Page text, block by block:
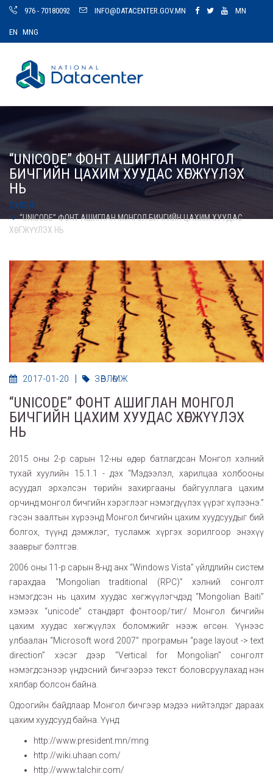
976 - 70180092 INFO@DATACENTER.GOV.MN MN
EN MNG
“UNICODE” ФОНТ АШИГЛАН МОНГОЛ
БИЧГИЙН ЦАХИМ ХУУДАС ХӨГЖҮҮЛЭХ
НЬ
ЭХЛЭЛ
“UNICODE” ФОНТ АШИГЛАН МОНГОЛ БИЧГИЙН ЦАХИМ ХУУДАС
ХӨГЖҮҮЛЭХ НЬ
2017-01-20 ЗӨВЛӨМЖ
“UNICODE” ФОНТ АШИГЛАН МОНГОЛ
БИЧГИЙН ЦАХИМ ХУУДАС ХӨГЖҮҮЛЭХ
НЬ
2015 оны 2-р сарын 12-ны өдөр батлагдсан Монгол хэлний
тухай хуулийн 15.1.1 - дэх “Мэдээлэл, харилцаа холбооны
асуудал эрхэлсэн төрийн захиргааны байгууллага цахим
орчинд монгол бичгийн хэрэглээг нэмэгдүүлэх үүрэг хүлээнэ.”
гэсэн заалтын хүрээнд Монгол бичгийн цахим хуудсуудыг бий
болгох, түүнд дэмжлэг, тусламж хүргэх зорилгоор энэхүү
зааврыг бэлтгэв.
2006 оны 11-р сарын 8-нд анх “Windows Vista” үйлдлийн систем
гарахдаа “Mongolian traditional (RPC)” хэлний сонголт
нэмэгдсэн нь цахим хуудас хөгжүүлэгчдэд “Mongolian Baiti”
хэмээх “unicode” стандарт фонтоор/тиг/ Монгол бичгийн
цахим хуудас хөгжүүлэх боломжийг нээж өгсөн. Үүнээс
улбаалан “Microsoft word 2007” програмын “page layout -> text
direction” хэсэг дээр “Vertical for Mongolian” сонголт
нэмэгдсэнээр үндэсний бичгээрээ текст боловсруулахад нэн
хялбар болсон байна.
Одоогийн байдлаар Монгол бичгээр мэдээ нийтэлдэг дараах
цахим хуудсууд байна. Үүнд:
http://www.president.mn/mng
http://wiki.uhaan.com/
http://www.talchir.com/